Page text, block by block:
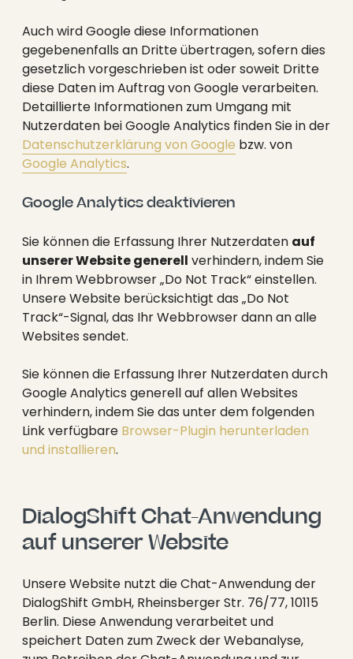
Auch wird Google diese Informationen
gegebenenfalls an Dritte übertragen, sofern dies
gesetzlich vorgeschrieben ist oder soweit Dritte
diese Daten im Auftrag von Google verarbeiten.
Detaillierte Informationen zum Umgang mit
Nutzerdaten bei Google Analytics finden Sie in der
Datenschutzerklärung von Google bzw. von
Google Analytics.
Google Analytics deaktivieren
Sie können die Erfassung Ihrer Nutzerdaten auf
unserer Website generell verhindern, indem Sie
in Ihrem Webbrowser „Do Not Track“ einstellen.
Unsere Website berücksichtigt das „Do Not
Track“-Signal, das Ihr Webbrowser dann an alle
Websites sendet.
Sie können die Erfassung Ihrer Nutzerdaten durch
Google Analytics generell auf allen Websites
verhindern, indem Sie das unter dem folgenden
Link verfügbare Browser-Plugin herunterladen
und installieren.
DialogShift Chat-Anwendung
auf unserer Website
Unsere Website nutzt die Chat-Anwendung der
DialogShift GmbH, Rheinsberger Str. 76/77, 10115
Berlin. Diese Anwendung verarbeitet und
speichert Daten zum Zweck der Webanalyse,